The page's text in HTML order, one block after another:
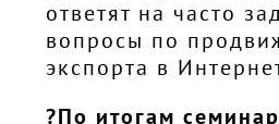
ответят на часто
вопросы по
экспорта в
?По итогам